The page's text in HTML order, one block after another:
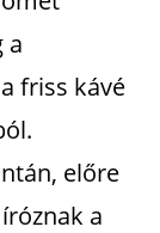
a
friss kávé
előre
a